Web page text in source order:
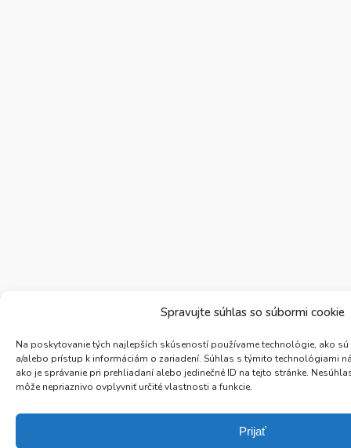
Spravujte súhlas so súbormi cookie
Na poskytovanie tých najlepších skúseností používame technológie, ako
a/alebo prístup k informáciám o zariadení. Súhlas s týmito technológiami
ako je správanie pri prehliadaní alebo jedinečné ID na tejto stránke.
môže nepriaznivo ovplyvniť určité vlastnosti a funkcie.
Prijať